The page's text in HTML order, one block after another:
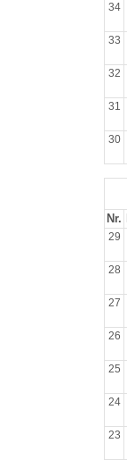
34
33
32
31
30
Nr.
29
28
27
26
25
24
23